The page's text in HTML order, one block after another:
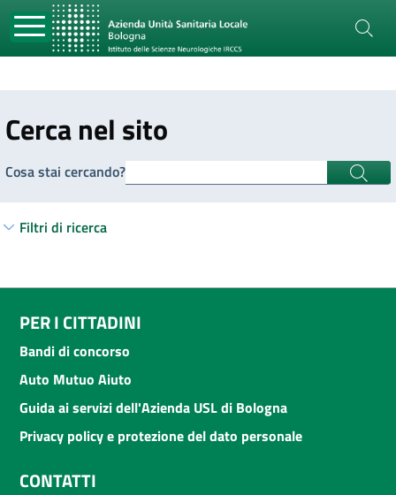
Cerca nel sito
Cosa stai cercando?
Filtri di ricerca
PER I CITTADINI
Bandi di concorso
Auto Mutuo Aiuto
Guida ai servizi dell'Azienda USL di Bologna
Privacy policy e protezione del dato personale
CONTATTI